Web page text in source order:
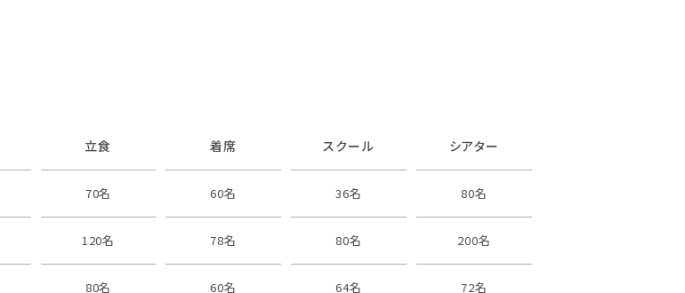
立食 着席 スクール シアター
70名 60名 36名 80名
120名 78名 80名 200名
80名 60名 64名 72名